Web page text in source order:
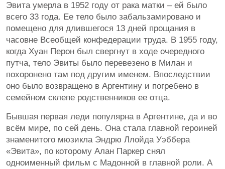
Эвита умерла в 1952 году от рака матки – ей было
всего 33 года. Ее тело было забальзамировано и
помещено для длившегося 13 дней прощания в
часовне Всеобщей конфедерации труда. В 1955 году,
когда Хуан Перон был свергнут в ходе очередного
путча, тело Эвиты было перевезено в Милан и
похоронено там под другим именем. Впоследствии
оно было возвращено в Аргентину и погребено в
семейном склепе родственников ее отца.
Бывшая первая леди популярна в Аргентине, да и во
всём мире, по сей день. Она стала главной героиней
знаменитого мюзикла Эндрю Ллойда Уэббера
«Эвита», по которому Алан Паркер снял
одноименный фильм с Мадонной в главной роли. А